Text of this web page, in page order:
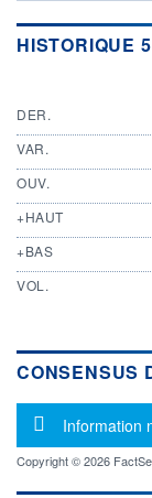
HISTORIQUE
DER.
VAR.
OUV.
+HAUT
+BAS
VOL.
CONSENSUS
Message
Information
Copyright © 2026